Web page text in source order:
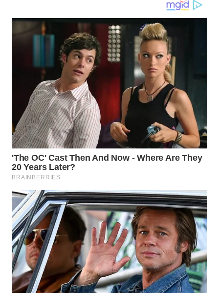
WN
MALUT
DAIRI
WN
DANAU
TOBA
WN
NIAS
WN
WN
TAPANULI
SELATAN
WN
TANJUNG
LESUNG